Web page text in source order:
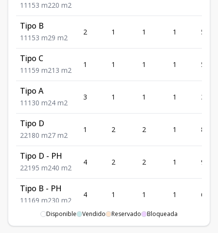
1 1 1 53 m220 m2
Tipo B
1 1 1 53 m29 m2
2 1 1 1 53
Tipo C
1 1 1 59 m213 m2
1 1 1 1 59
Tipo A
1 1 1 30 m24 m2
3 1 1 1 30
Tipo D
221 80 m27 m2
1 2 2 1 80
Tipo D - PH
221 95 m240 m2
4 2 2 1 95
Tipo B - PH
1 1 1 69 m230 m2
4 1 1 1 69
Tipo A - Doble
Disponible Vendido Reservado Bloqueada